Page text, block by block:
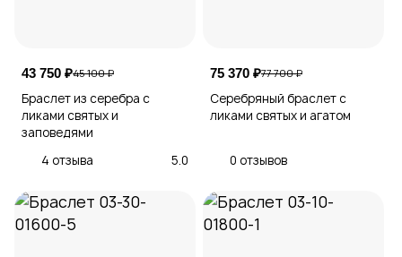
43 750 ₽45 100 ₽
Браслет из серебра с
ликами святых и
заповедями
4 отзыва
5.0
75 370 ₽77 700 ₽
Серебряный браслет с
ликами святых и агатом
0 отзывов